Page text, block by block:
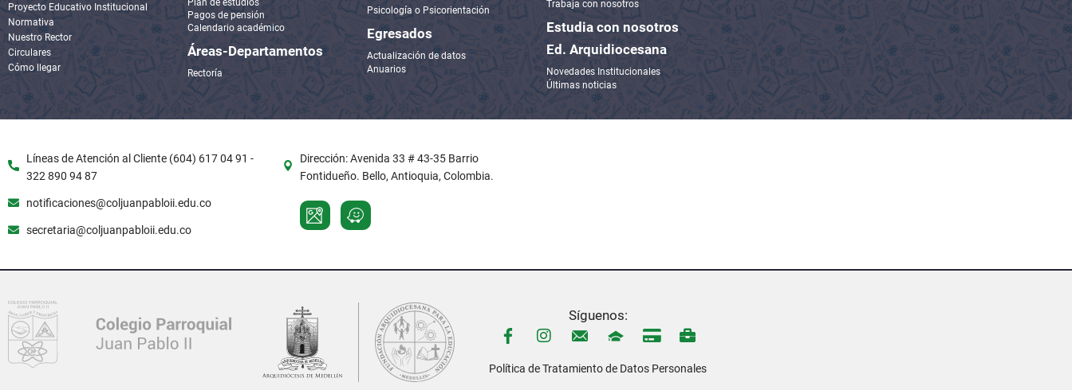
Proyecto Educativo Institucional
Normativa
Nuestro Rector
Circulares
Cómo llegar
Pagos de pensión
Calendario académico
Áreas-Departamentos
Rectoría
Psicología o Psicorientación
Egresados
Actualización de datos
Anuarios
Trabaja con nosotros
Estudia con nosotros
Ed. Arquidiocesana
Novedades Institucionales
Últimas noticias
Líneas de Atención al Cliente (604) 617 04 91 -
322 890 94 87
notificaciones@coljuanpabloii.edu.co
secretaria@coljuanpabloii.edu.co
Dirección: Avenida 33 # 43-35 Barrio
Fontidueño. Bello, Antioquia, Colombia.
Síguenos:
Política de Tratamiento de Datos Personales